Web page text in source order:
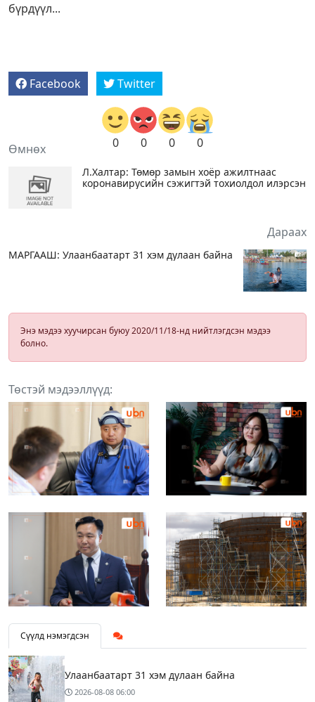
бүрдүүл...
Facebook Twitter
0 0 0 0
Өмнөх
Л.Халтар: Төмөр замын хоёр ажилтнаас
коронавирусийн сэжигтэй тохиолдол илэрсэн
Дараах
МАРГААШ: Улаанбаатарт 31 хэм дулаан байна
Энэ мэдээ хуучирсан буюу 2020/11/18-нд нийтлэгдсэн мэдээ
болно.
Төстэй мэдээллүүд:
Сүүлд нэмэгдсэн
Улаанбаатарт 31 хэм дулаан байна
2026-08-08 06:00